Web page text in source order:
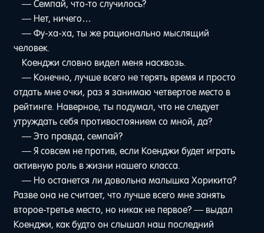
— Семпай, что-то случилось?
— Нет, ничего…
— Фу-ха-ха, ты же рационально мыслящий
человек.
Коенджи словно видел меня насквозь.
— Конечно, лучше всего не терять время и просто
отдать мне очки, раз я занимаю четвертое место в
рейтинге. Наверное, ты подумал, что не следует
утруждать себя противостоянием со мной, да?
— Это правда, семпай?
— Я совсем не против, если Коенджи будет играть
активную роль в жизни нашего класса.
— Но останется ли довольна малышка Хорикита?
Разве она не считает, что лучше всего мне занять
второе-третье место, но никак не первое? — выдал
Коенджи, как будто он слышал наш последний